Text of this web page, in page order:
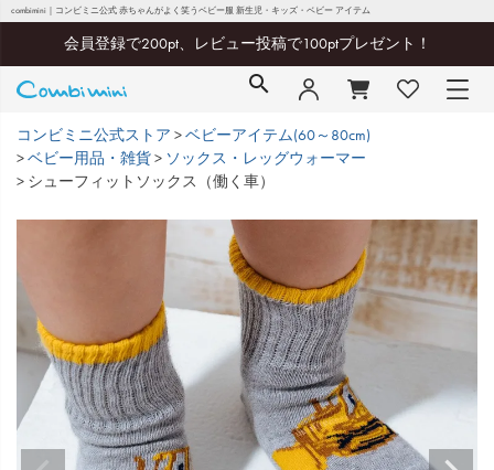
combimini｜コンビミニ公式 赤ちゃんがよく笑うベビー服 新生児・キッズ・ベビー アイテム
会員登録で200pt、レビュー投稿で100ptプレゼント！
コンビミニ公式ストア
ベビーアイテム(60～80cm)
ベビー用品・雑貨
ソックス・レッグウォーマー
シューフィットソックス（働く車）